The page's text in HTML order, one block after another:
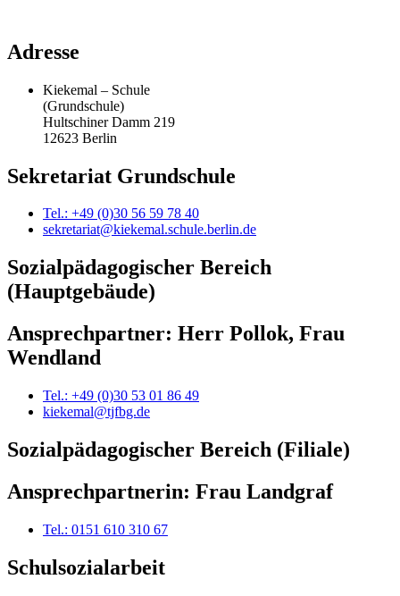
Adresse
Kiekemal – Schule
(Grundschule)
Hultschiner Damm 219
12623 Berlin
Sekretariat Grundschule
Tel.: +49 (0)30 56 59 78 40
sekretariat@kiekemal.schule.berlin.de
Sozialpädagogischer Bereich
(Hauptgebäude)
Ansprechpartner: Herr Pollok, Frau
Wendland
Tel.: +49 (0)30 53 01 86 49
kiekemal@tjfbg.de
Sozialpädagogischer Bereich (Filiale)
Ansprechpartnerin: Frau Landgraf
Tel.: 0151 610 310 67
Schulsozialarbeit